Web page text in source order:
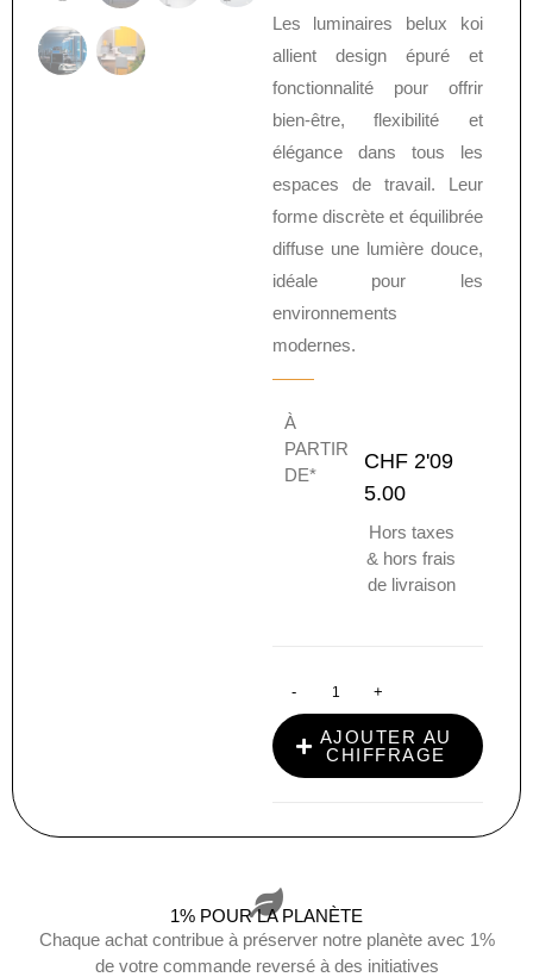
Les luminaires belux koi
allient design épuré et
fonctionnalité pour offrir
bien-être, flexibilité et
élégance dans tous les
espaces de travail. Leur
forme discrète et équilibrée
diffuse une lumière douce,
idéale pour les
environnements
modernes.
À
PARTIR
DE*
CHF 2'09
5.00
Hors taxes
& hors frais
de livraison
- +
AJOUTER AU
CHIFFRAGE
1% POUR LA PLANÈTE
Chaque achat contribue à préserver notre planète avec 1%
de votre commande reversé à des initiatives